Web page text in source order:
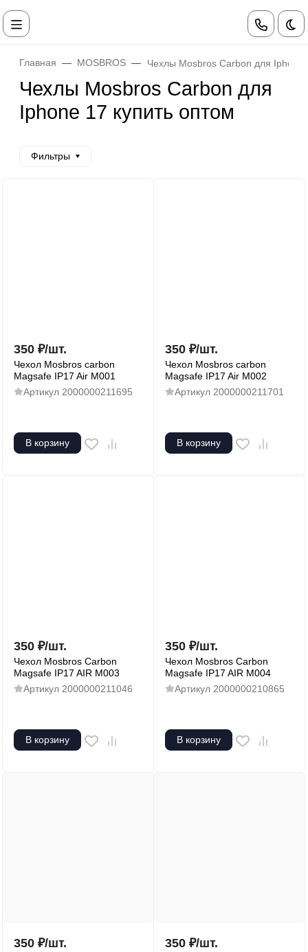
Главная MOSBROS Чехлы Mosbros Carbon для Iphone
Чехлы Mosbros Carbon для
Iphone 17 купить оптом
Фильтры
350 ₽/шт.
Чехол Mosbros carbon
Magsafe IP17 Air M001
Артикул 2000000211695
В корзину
350 ₽/шт.
Чехол Mosbros carbon
Magsafe IP17 Air M002
Артикул 2000000211701
В корзину
350 ₽/шт.
Чехол Mosbros Carbon
Magsafe IP17 AIR M003
Артикул 2000000211046
В корзину
350 ₽/шт.
Чехол Mosbros Carbon
Magsafe IP17 AIR M004
Артикул 2000000210865
В корзину
350 ₽/шт. 350 ₽/шт.